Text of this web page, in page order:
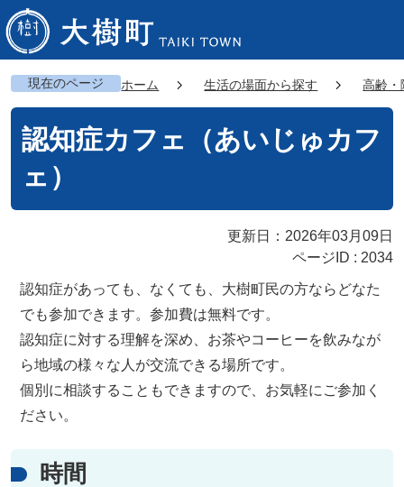
現在のページ ホーム 生活の場面から探す 高齢・
認知症カフェ（あいじゅカフ
ェ）
更新日：2026年03月09日
ページID : 2034
認知症があっても、なくても、大樹町民の方ならどなた
でも参加できます。参加費は無料です。
認知症に対する理解を深め、お茶やコーヒーを飲みなが
ら地域の様々な人が交流できる場所です。
個別に相談することもできますので、お気軽にご参加く
ださい。
時間